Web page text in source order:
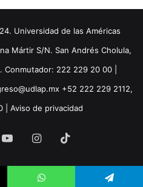
Universidad de las Américas
Mártir S/N. San Andrés Cholula,
Conmutador: 222 229 20 00 |
+52 222 229 2112,
| Aviso de privacidad
YouTubeInstagram